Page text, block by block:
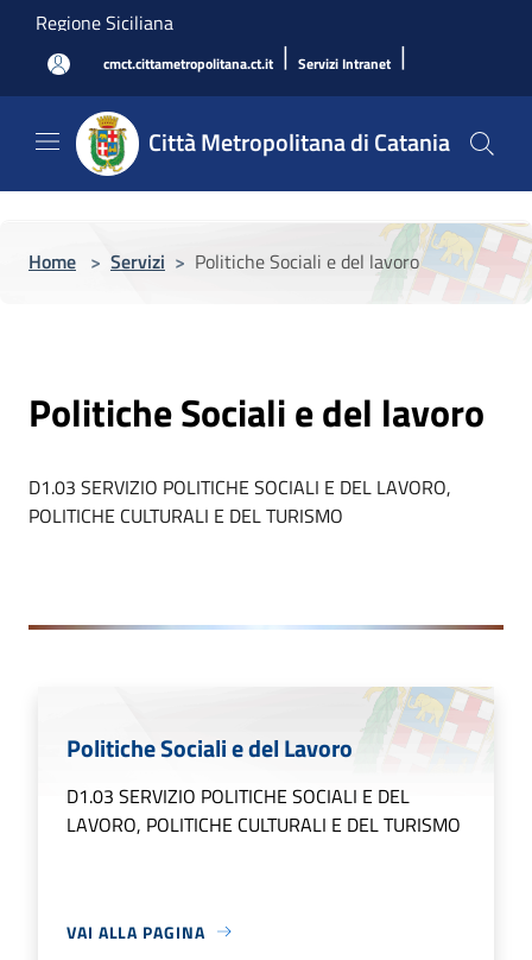
Salta al contenuto principale
Regione Siciliana
cmct.cittametropolitana.ct.it | Servizi Intranet |
Città Metropolitana di Catania
Home > Servizi > Politiche Sociali e del lavoro
Politiche Sociali e del lavoro
D1.03 SERVIZIO POLITICHE SOCIALI E DEL LAVORO,
POLITICHE CULTURALI E DEL TURISMO
Politiche Sociali e del Lavoro
D1.03 SERVIZIO POLITICHE SOCIALI E DEL
LAVORO, POLITICHE CULTURALI E DEL TURISMO
VAI ALLA PAGINA